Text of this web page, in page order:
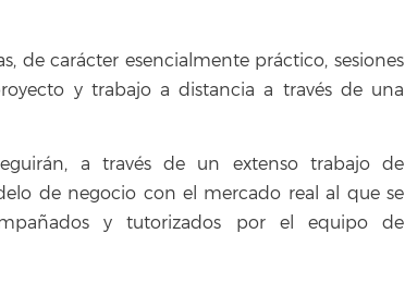
de carácter esencialmente práctico, sesiones
y trabajo a distancia a través de una
a través de un extenso trabajo de
de negocio con el mercado real al que se
y tutorizados por el equipo de